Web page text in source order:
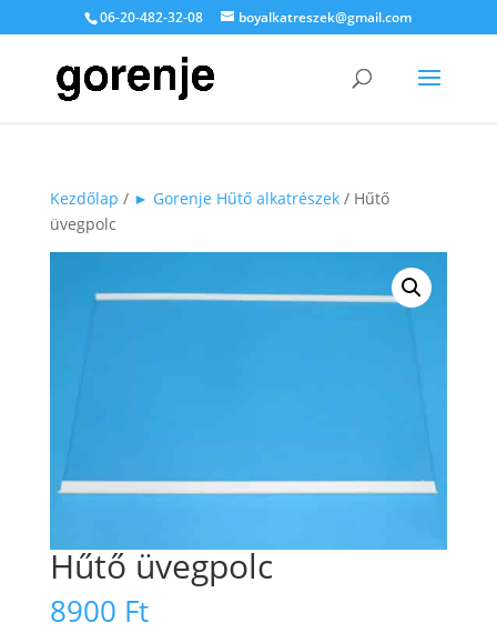
06-20-482-32-08 boyalkatreszek@gmail.com
Kezdőlap / ► Gorenje Hűtő alkatrészek/ Hűtő
üvegpolc
Hűtő üvegpolc
8900 Ft